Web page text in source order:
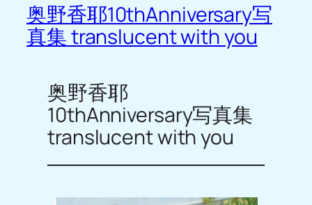
奥野香耶10thAnniversary写
真集 translucent with you
奥野香耶
10thAnniversary写真集
translucent with you